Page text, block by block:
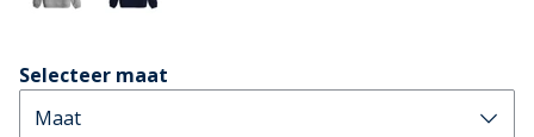
Selecteer maat